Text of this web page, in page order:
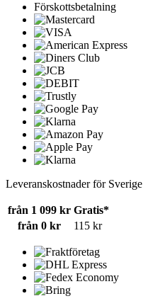
Förskottsbetalning
Leveranskostnader för Sverige
från 1 099 kr Gratis*
från 0 kr
115 kr